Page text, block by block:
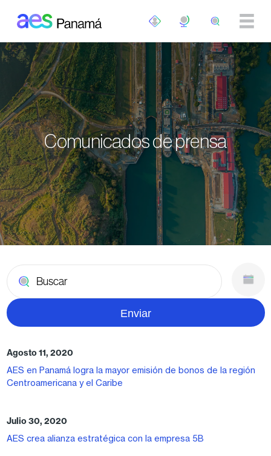
Comunicados de prensa
Agosto 11, 2020
AES en Panamá logra la mayor emisión de bonos de la región
Centroamericana y el Caribe
Julio 30, 2020
AES crea alianza estratégica con la empresa 5B